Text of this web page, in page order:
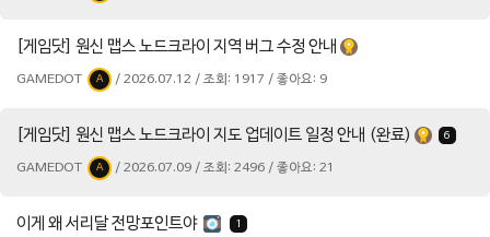
[게임닷] 원신 맵스 노드크라이 지역 버그 수정 안내
GAMEDOT A / 2026.07.12 / 조회: 1917 / 좋아요: 9
[게임닷] 원신 맵스 노드크라이 지도 업데이트 일정 안내 (완료) 6
GAMEDOT A / 2026.07.09 / 조회: 2496 / 좋아요: 21
이게 왜 서리달 전망포인트야 1